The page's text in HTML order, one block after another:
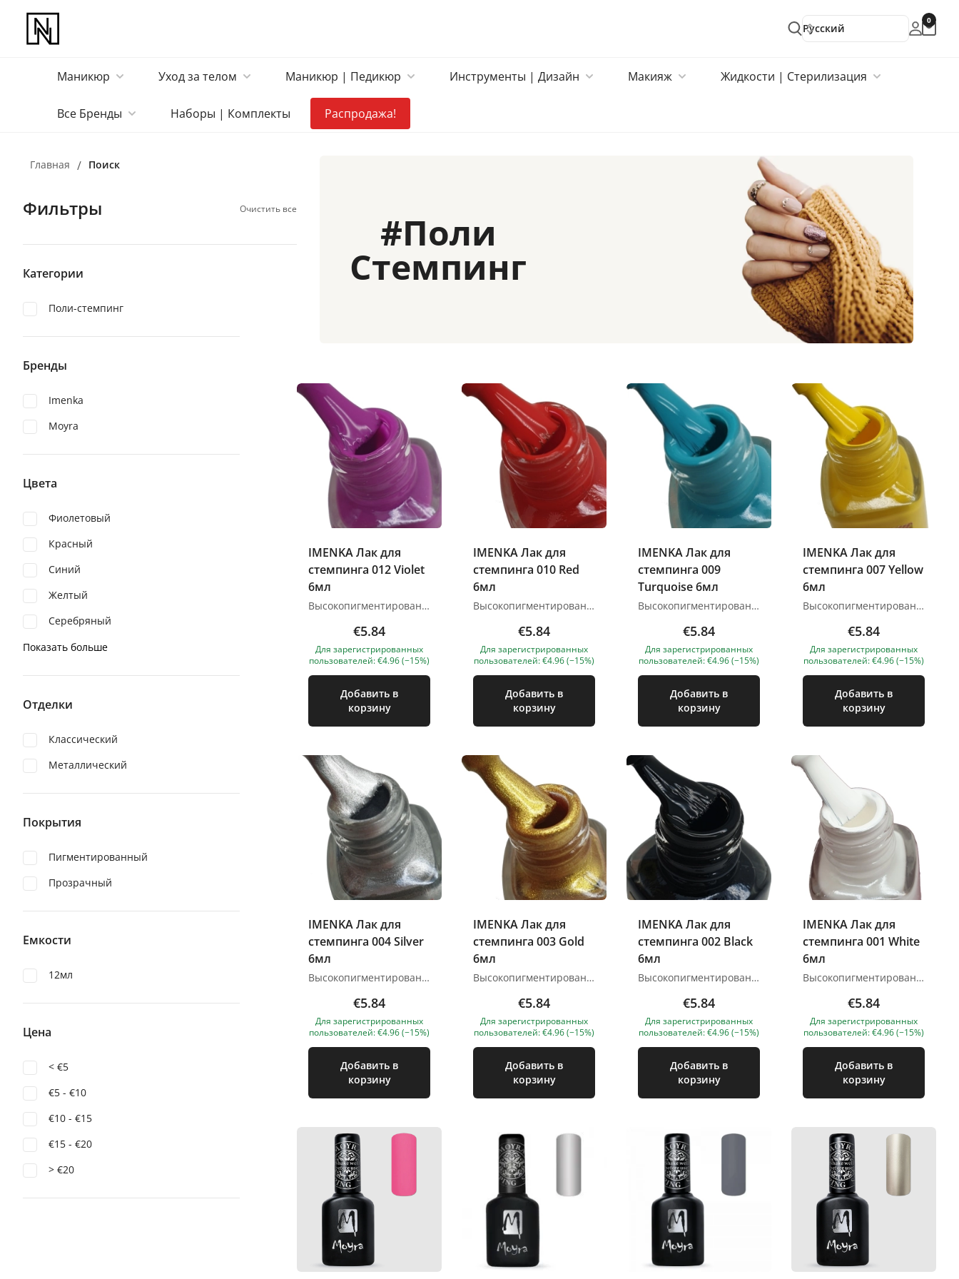
Русский
0
Маникюр Уход за телом Маникюр | Педикюр Инструменты | Дизайн Макияж Жидкости | Стерилизация
Все Бренды Наборы | Комплекты Распродажа!
Главная / Поиск
Фильтры Очистить все
Категории
Поли-стемпинг
Бренды
Imenka
Moyra
Цвета
Фиолетовый
Красный
Синий
Желтый
Серебряный
Показать больше
Отделки
Классический
Металлический
Покрытия
Пигментированный
Прозрачный
Емкости
12мл
Цена
< €5
€5 - €10
€10 - €15
€15 - €20
> €20
#Поли
Стемпинг
IMENKA Лак для
стемпинга 012 Violet
6мл
Высокопигментированный лак для стемпинга. Четко отпечатывается как на светлых оттенках, так и на темных. Применение: 1. Подготавливаем пластину, скребок, штамп с помощью средства для снятия лака. 2. Наносим на поверхность пластины. 3. С помощью скрапера распределяем лак по рисунку и убираем излишки под углом 45 градусов. 4. Легким перекатывающим движением переносим рисунок с пластины на штамп. 5. Если на подушечку штампа попали другие ненужные элементы, убираем их с помощью липкой ленты или скотча. 6. Переносим рисунок со штампа на поверхность ногтевой пластины легким и уверенным движением. 7. Спустя 10-15 секунд перекрываем топом и полимеризуем. Объём: 6 мл Высыхает на воздухе за 10-15 с Изображения продуктов носят иллюстративный характер. Если у вас есть какие-либо вопросы, мы всегда ждем вашего письма nanatallinn@gmail.com
€5.84
Для зарегистрированных
пользователей: €4.96 (−15%)
Добавить в
корзину
IMENKA Лак для
стемпинга 010 Red
6мл
Высокопигментированный лак для стемпинга. Четко отпечатывается как на светлых оттенках, так и на темных. Применение: 1. Подготавливаем пластину, скребок, штамп с помощью средства для снятия лака. 2. Наносим на поверхность пластины. 3. С помощью скрапера распределяем лак по рисунку и убираем излишки под углом 45 градусов. 4. Легким перекатывающим движением переносим рисунок с пластины на штамп. 5. Если на подушечку штампа попали другие ненужные элементы, убираем их с помощью липкой ленты или скотча. 6. Переносим рисунок со штампа на поверхность ногтевой пластины легким и уверенным движением. 7. Спустя 10-15 секунд перекрываем топом и полимеризуем. Объём: 6 мл Высыхает на воздухе за 10-15 с Изображения продуктов носят иллюстративный характер. Если у вас есть какие-либо вопросы, мы всегда ждем вашего письма nanatallinn@gmail.com
€5.84
Для зарегистрированных
пользователей: €4.96 (−15%)
Добавить в
корзину
IMENKA Лак для
стемпинга 009
Turquoise 6мл
Высокопигментированный лак для стемпинга. Четко отпечатывается как на светлых оттенках, так и на темных. Применение: 1. Подготавливаем пластину, скребок, штамп с помощью средства для снятия лака. 2. Наносим на поверхность пластины. 3. С помощью скрапера распределяем лак по рисунку и убираем излишки под углом 45 градусов. 4. Легким перекатывающим движением переносим рисунок с пластины на штамп. 5. Если на подушечку штампа попали другие ненужные элементы, убираем их с помощью липкой ленты или скотча. 6. Переносим рисунок со штампа на поверхность ногтевой пластины легким и уверенным движением. 7. Спустя 10-15 секунд перекрываем топом и полимеризуем. Объём: 6 мл Высыхает на воздухе за 10-15 с Изображения продуктов носят иллюстративный характер. Если у вас есть какие-либо вопросы, мы всегда ждем вашего письма nanatallinn@gmail.com
€5.84
Для зарегистрированных
пользователей: €4.96 (−15%)
Добавить в
корзину
IMENKA Лак для
стемпинга 007 Yellow
6мл
Высокопигментированный лак для стемпинга. Четко отпечатывается как на светлых оттенках, так и на темных. Применение: 1. Подготавливаем пластину, скребок, штамп с помощью средства для снятия лака. 2. Наносим на поверхность пластины. 3. С помощью скрапера распределяем лак по рисунку и убираем излишки под углом 45 градусов. 4. Легким перекатывающим движением переносим рисунок с пластины на штамп. 5. Если на подушечку штампа попали другие ненужные элементы, убираем их с помощью липкой ленты или скотча. 6. Переносим рисунок со штампа на поверхность ногтевой пластины легким и уверенным движением. 7. Спустя 10-15 секунд перекрываем топом и полимеризуем. Объём: 6 мл Высыхает на воздухе за 10-15 с Изображения продуктов носят иллюстративный характер. Если у вас есть какие-либо вопросы, мы всегда ждем вашего письма nanatallinn@gmail.com
€5.84
Для зарегистрированных
пользователей: €4.96 (−15%)
Добавить в
корзину
IMENKA Лак для
стемпинга 004 Silver
6мл
Высокопигментированный лак для стемпинга. Четко отпечатывается как на светлых оттенках, так и на темных. Применение: 1. Подготавливаем пластину, скребок, штамп с помощью средства для снятия лака. 2. Наносим на поверхность пластины. 3. С помощью скрапера распределяем лак по рисунку и убираем излишки под углом 45 градусов. 4. Легким перекатывающим движением переносим рисунок с пластины на штамп. 5. Если на подушечку штампа попали другие ненужные элементы, убираем их с помощью липкой ленты или скотча. 6. Переносим рисунок со штампа на поверхность ногтевой пластины легким и уверенным движением. 7. Спустя 10-15 секунд перекрываем топом и полимеризуем. Объём: 6 мл Высыхает на воздухе за 10-15 с Изображения продуктов носят иллюстративный характер. Если у вас есть какие-либо вопросы, мы всегда ждем вашего письма nanatallinn@gmail.com
€5.84
Для зарегистрированных
пользователей: €4.96 (−15%)
Добавить в
корзину
IMENKA Лак для
стемпинга 003 Gold
6мл
Высокопигментированный лак для стемпинга. Четко отпечатывается как на светлых оттенках, так и на темных. Применение: 1. Подготавливаем пластину, скребок, штамп с помощью средства для снятия лака. 2. Наносим на поверхность пластины. 3. С помощью скрапера распределяем лак по рисунку и убираем излишки под углом 45 градусов. 4. Легким перекатывающим движением переносим рисунок с пластины на штамп. 5. Если на подушечку штампа попали другие ненужные элементы, убираем их с помощью липкой ленты или скотча. 6. Переносим рисунок со штампа на поверхность ногтевой пластины легким и уверенным движением. 7. Спустя 10-15 секунд перекрываем топом и полимеризуем. Объём: 6 мл Высыхает на воздухе за 10-15 с Изображения продуктов носят иллюстративный характер. Если у вас есть какие-либо вопросы, мы всегда ждем вашего письма nanatallinn@gmail.com
€5.84
Для зарегистрированных
пользователей: €4.96 (−15%)
Добавить в
корзину
IMENKA Лак для
стемпинга 002 Black
6мл
Высокопигментированный лак для стемпинга. Четко отпечатывается как на светлых оттенках, так и на темных. Применение: 1. Подготавливаем пластину, скребок, штамп с помощью средства для снятия лака. 2. Наносим на поверхность пластины. 3. С помощью скрапера распределяем лак по рисунку и убираем излишки под углом 45 градусов. 4. Легким перекатывающим движением переносим рисунок с пластины на штамп. 5. Если на подушечку штампа попали другие ненужные элементы, убираем их с помощью липкой ленты или скотча. 6. Переносим рисунок со штампа на поверхность ногтевой пластины легким и уверенным движением. 7. Спустя 10-15 секунд перекрываем топом и полимеризуем. Объём: 6 мл Высыхает на воздухе за 10-15 с Изображения продуктов носят иллюстративный характер. Если у вас есть какие-либо вопросы, мы всегда ждем вашего письма nanatallinn@gmail.com
€5.84
Для зарегистрированных
пользователей: €4.96 (−15%)
Добавить в
корзину
IMENKA Лак для
стемпинга 001 White
6мл
Высокопигментированный лак для стемпинга. Четко отпечатывается как на светлых оттенках, так и на темных. Применение: 1. Подготавливаем пластину, скребок, штамп с помощью средства для снятия лака. 2. Наносим на поверхность пластины. 3. С помощью скрапера распределяем лак по рисунку и убираем излишки под углом 45 градусов. 4. Легким перекатывающим движением переносим рисунок с пластины на штамп. 5. Если на подушечку штампа попали другие ненужные элементы, убираем их с помощью липкой ленты или скотча. 6. Переносим рисунок со штампа на поверхность ногтевой пластины легким и уверенным движением. 7. Спустя 10-15 секунд перекрываем топом и полимеризуем. Объём: 6 мл Высыхает на воздухе за 10-15 с Изображения продуктов носят иллюстративный характер. Если у вас есть какие-либо вопросы, мы всегда ждем вашего письма nanatallinn@gmail.com
€5.84
Для зарегистрированных
пользователей: €4.96 (−15%)
Добавить в
корзину